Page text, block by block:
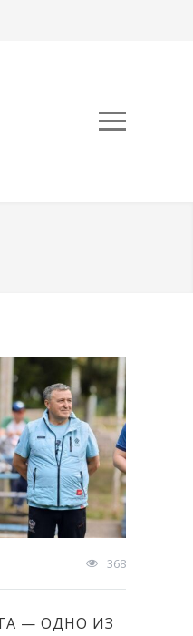
368
— ОДНО ИЗ